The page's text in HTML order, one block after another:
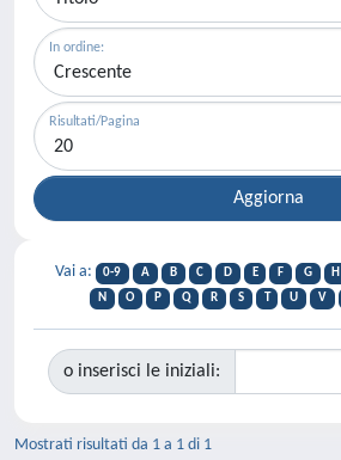
In ordine:
Risultati/Pagina
Vai a: 0-9 A B C D E F G H
N
O P Q R S T U V
o inserisci le iniziali:
Mostrati risultati da 1 a 1 di 1